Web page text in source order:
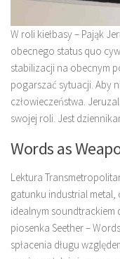
W roli kiełbasy – Pająk
obecnego status quo
stabilizacji na obecnym
pogarszać sytuacji. Aby
człowieczeństwa.
swojej roli. Jest
Words as
Lektura
gatunku industrial metal,
idealnym soundtrackiem
piosenka Seether –
spłacenia długu